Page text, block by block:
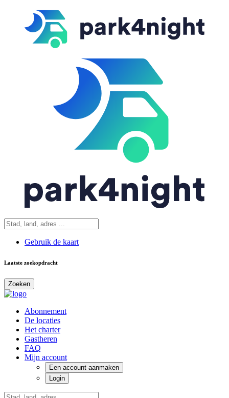
Gebruik de kaart
Laatste zoekopdracht
Zoeken
Abonnement
De locaties
Het charter
Gastheren
FAQ
Mijn account
Een account aanmaken
Login